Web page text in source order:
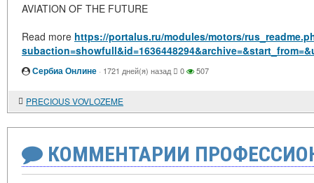
AVIATION OF THE FUTURE
Read more https://portalus.ru/modules/motors/
Сербиа Онлине · 1721 дней(я) назад 0 507
PRECIOUS VOVLOZEME
КОММЕНТАРИИ